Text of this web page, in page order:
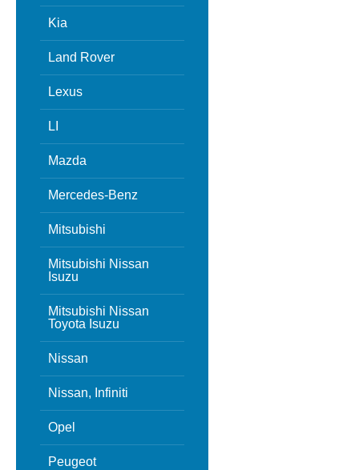
Kia
Land Rover
Lexus
LI
Mazda
Mercedes-Benz
Mitsubishi
Mitsubishi Nissan
Isuzu
Mitsubishi Nissan
Toyota Isuzu
Nissan
Nissan, Infiniti
Opel
Peugeot